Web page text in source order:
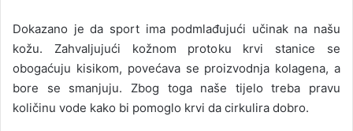
Dokazano je da sport ima podmlađujući učinak na našu
kožu. Zahvaljujući kožnom protoku krvi stanice se
obogaćuju kisikom, povećava se proizvodnja kolagena, a
bore se smanjuju. Zbog toga naše tijelo treba pravu
količinu vode kako bi pomoglo krvi da cirkulira dobro.